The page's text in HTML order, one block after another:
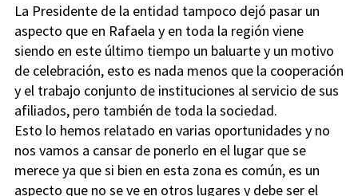
La Presidente de la entidad tampoco dejó pasar un
aspecto que en Rafaela y en toda la región viene
siendo en este último tiempo un baluarte y un motivo
de celebración, esto es nada menos que la cooperación
y el trabajo conjunto de instituciones al servicio de sus
afiliados, pero también de toda la sociedad.
Esto lo hemos relatado en varias oportunidades y no
nos vamos a cansar de ponerlo en el lugar que se
merece ya que si bien en esta zona es común, es un
aspecto que no se ve en otros lugares y debe ser el